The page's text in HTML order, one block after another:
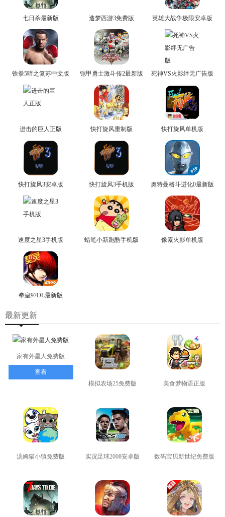
七日杀最新版 造梦西游3免费版 英雄大战争极限安卓版
铁拳5暗之复苏中文版 铠甲勇士激斗传2最新版 死神VS火影绊无广告版
进击的巨人正版 快打旋风重制版 快打旋风单机版
快打旋风3安卓版 快打旋风3手机版 奥特曼格斗进化0最新版
速度之星3手机版 蜡笔小新跑酷手机版 像素火影单机版
拳皇97OL最新版
最新更新
家有外星人免费版
查看
模拟农场25免费版
美食梦物语正版
汤姆猫小镇免费版 实况足球2008安卓版 数码宝贝新世纪免费版